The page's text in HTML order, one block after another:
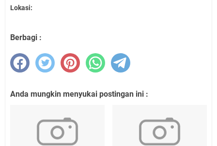
Lokasi:
Berbagi :
Anda mungkin menyukai postingan ini :